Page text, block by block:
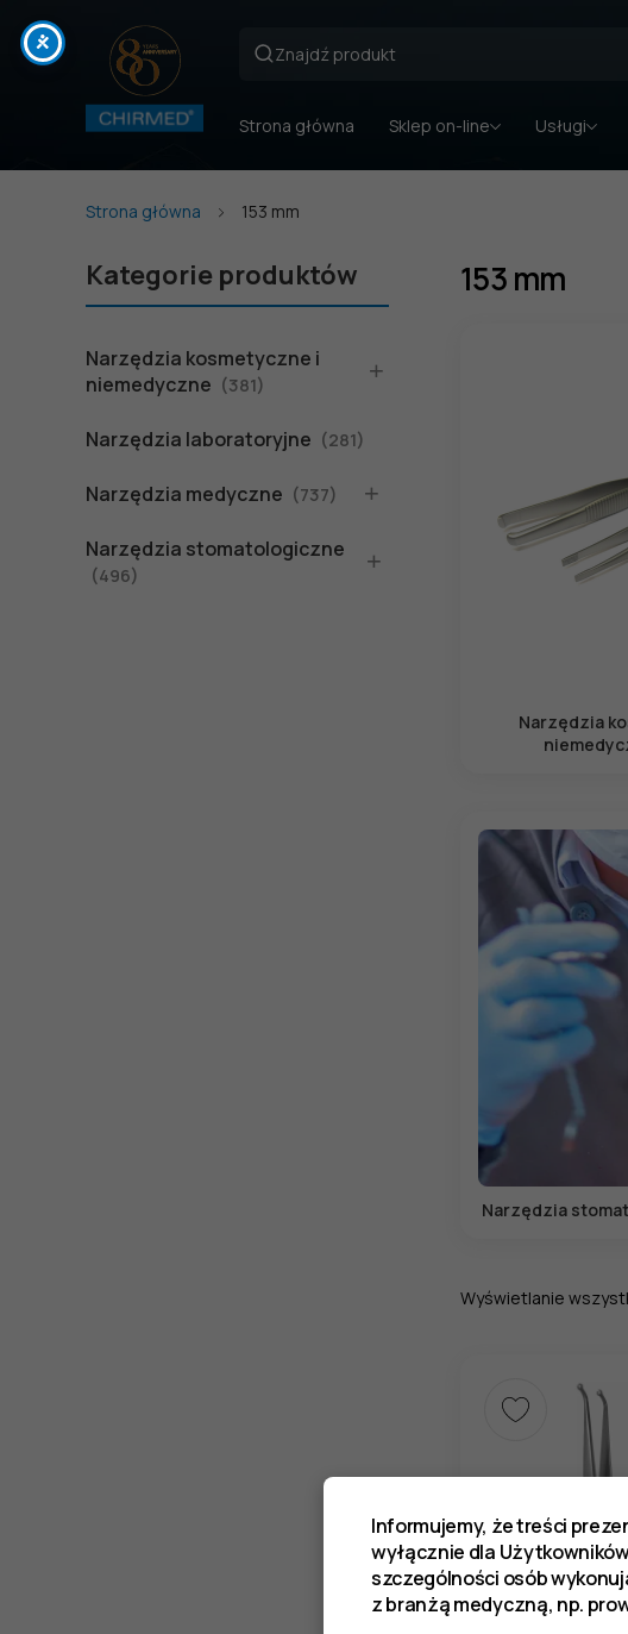
Strona główna Sklep on-line Usługi
Strona główna 153 mm
Kategorie produktów
Narzędzia kosmetyczne i
niemedyczne (381)
Narzędzia laboratoryjne (281)
Narzędzia medyczne (737)
Narzędzia stomatologiczne
(496)
153 mm
Narzędzia
Narzędzia
Wyświetlanie
Informujemy, że treści
wyłącznie dla
szczególności osób
z branżą medyczną, np.